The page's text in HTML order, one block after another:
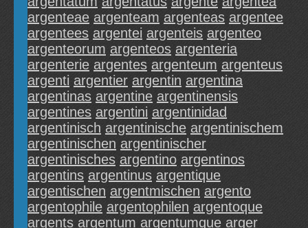
argenteae argenteam argenteas argentee
argentees argentei argenteis argenteo
argenteorum argenteos argenteria
argenterie argentes argenteum argenteus
argenti argentier argentin argentina
argentinas argentine argentinensis
argentines argentini argentinidad
argentinisch argentinische argentinischem
argentinischen argentinischer
argentinisches argentino argentinos
argentins argentinus argentique
argentischen argentmischen argento
argentophile argentophilen argentoque
argents argentum argentumque arger